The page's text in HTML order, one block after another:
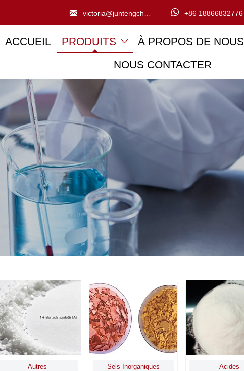
  +86 18866832776
ACCUEIL PRODUITS  À PROPOS DE NOUS
NOUS CONTACTER
Autres Sels Inorganiques Acides